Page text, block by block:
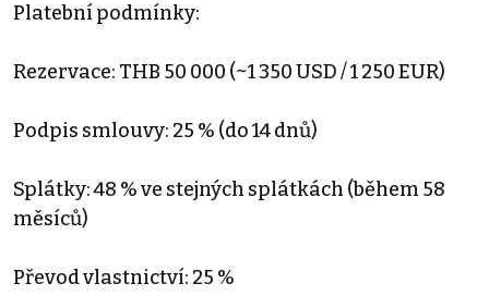
Platební podmínky:
Rezervace: THB 50 000 (~1 350 USD / 1 250 EUR)
Podpis smlouvy: 25 % (do 14 dnů)
Splátky: 48 % ve stejných splátkách (během 58
měsíců)
Převod vlastnictví: 25 %